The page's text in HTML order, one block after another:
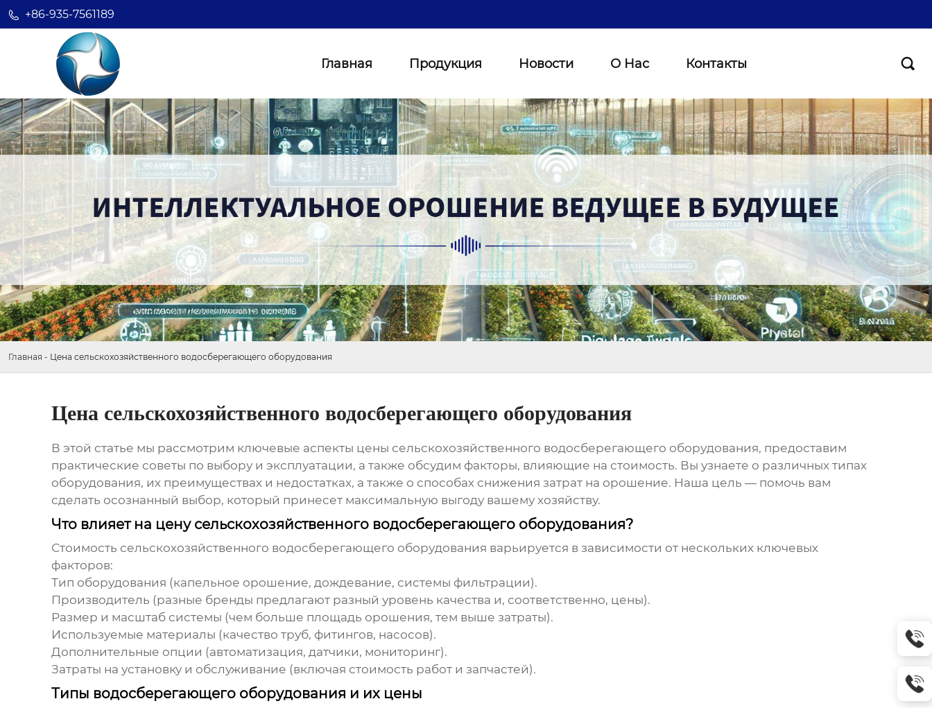
+86-935-7561189
Главная Продукция Новости О Нас Контакты 
Главная - Цена сельскохозяйственного водосберегающего оборудования
Цена сельскохозяйственного водосберегающего оборудования
В этой статье мы рассмотрим ключевые аспекты цены сельскохозяйственного водосберегающего оборудования, предоставим
практические советы по выбору и эксплуатации, а также обсудим факторы, влияющие на стоимость. Вы узнаете о различных типах
оборудования, их преимуществах и недостатках, а также о способах снижения затрат на орошение. Наша цель — помочь вам
сделать осознанный выбор, который принесет максимальную выгоду вашему хозяйству.
Что влияет на цену сельскохозяйственного водосберегающего оборудования?
Стоимость сельскохозяйственного водосберегающего оборудования варьируется в зависимости от нескольких ключевых
факторов:
Тип оборудования (капельное орошение, дождевание, системы фильтрации).
Производитель (разные бренды предлагают разный уровень качества и, соответственно, цены).
Размер и масштаб системы (чем больше площадь орошения, тем выше затраты).
Используемые материалы (качество труб, фитингов, насосов).
Дополнительные опции (автоматизация, датчики, мониторинг).
Затраты на установку и обслуживание (включая стоимость работ и запчастей).
Типы водосберегающего оборудования и их цены